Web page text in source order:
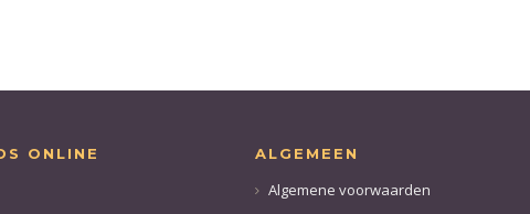
ONLINE ALGEMEEN
Algemene voorwaarden